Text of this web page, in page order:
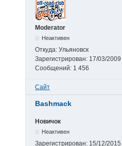
Moderator
Неактивен
Откуда: Ульяновск
Зарегистрирован: 17/03/2009
Сообщений: 1 456
Сайт
Bashmack
Новичок
Неактивен
Зарегистрирован: 15/12/2015